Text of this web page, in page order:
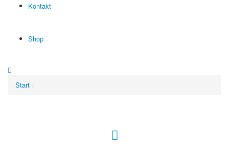
Kontakt
Shop
Start